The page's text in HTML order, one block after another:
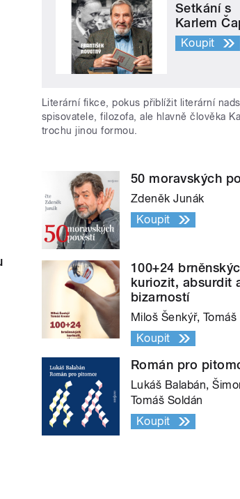
Setkání s
Karlem
Koupit
Literární fikce, pokus přiblížit literární
spisovatele, filozofa, ale hlavně člověka
trochu jinou formou.
50 moravských
Zdeněk Junák
Koupit
100+24
kuriozit, absurdit
bizarností
Miloš Šenkýř,
Koupit
Román pro
Lukáš Balabán,
Tomáš Soldán
Koupit